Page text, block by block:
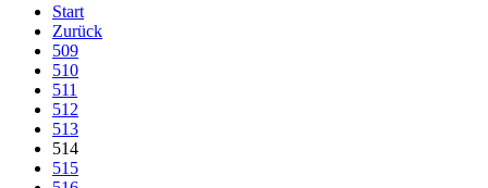
Start
Zurück
509
510
511
512
513
514
515